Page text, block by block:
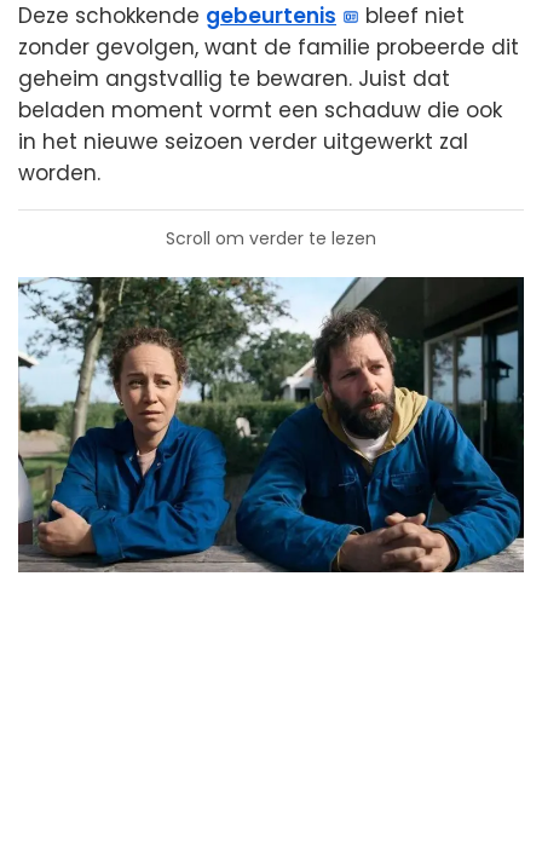
Deze schokkende gebeurtenis
bleef niet
zonder gevolgen, want de familie probeerde dit
geheim angstvallig te bewaren. Juist dat
beladen moment vormt een schaduw die ook
in het nieuwe seizoen verder uitgewerkt zal
worden.
Scroll om verder te lezen